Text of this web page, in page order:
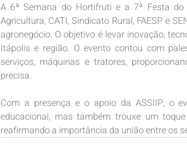
A 6ª Semana do Hortifruti e a 7ª Festa
Agricultura, CATI, Sindicato Rural, FAESP e
agronegócio. O objetivo é levar inovação,
Itápolis e região. O evento contou com
serviços, máquinas e tratores,
precisa.
Com a presença e o apoio da ASSIIP, o
educacional, mas também trouxe um
reafirmando a importância da união entre os